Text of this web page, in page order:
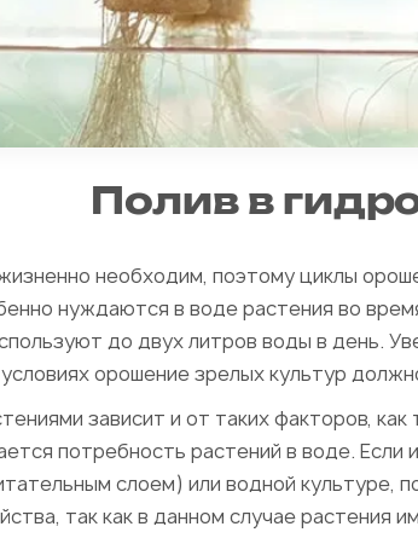
Полив в
необходим, поэтому циклы
нуждаются в воде растения во
до двух литров воды в день.
орошение зрелых культур
зависит и от таких факторов,
потребность растений в воде. Если
слоем) или водной культуре,
так как в данном случае растения